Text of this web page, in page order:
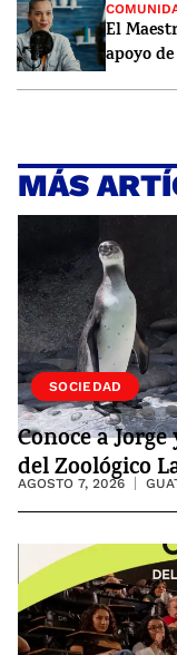
El
apoyo
MÁS
VIDA
SOCIEDAD
Conoce a
del Zoológico
AGOSTO 7, 2026